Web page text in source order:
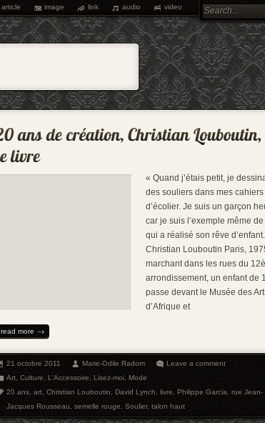
article image link audio video
« Quand j’étais petit, je
des souliers dans mes cahiers
d’écolier. Je suis un garçon
car je suis l’exemple même de
qui a réalisé son rêve
Christian Louboutin Paris,
marchant dans les rues du
arrondissement, un enfant de
passe devant le Musée des
d’Afrique et
read more
21 octobre 2011 Marie-Odile Radom
Leave a comment
Art,Culture,L'Accessoire,Lisez-moi ,Mode
20 ans,art,Christian Louboutin,David Lynch,livre,Philippe Garcia,rue Jean-
Jacques Rousseau,semelle rouge,Soulier,talon haut